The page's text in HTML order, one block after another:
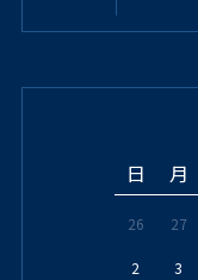
日 月
26 27
2 3